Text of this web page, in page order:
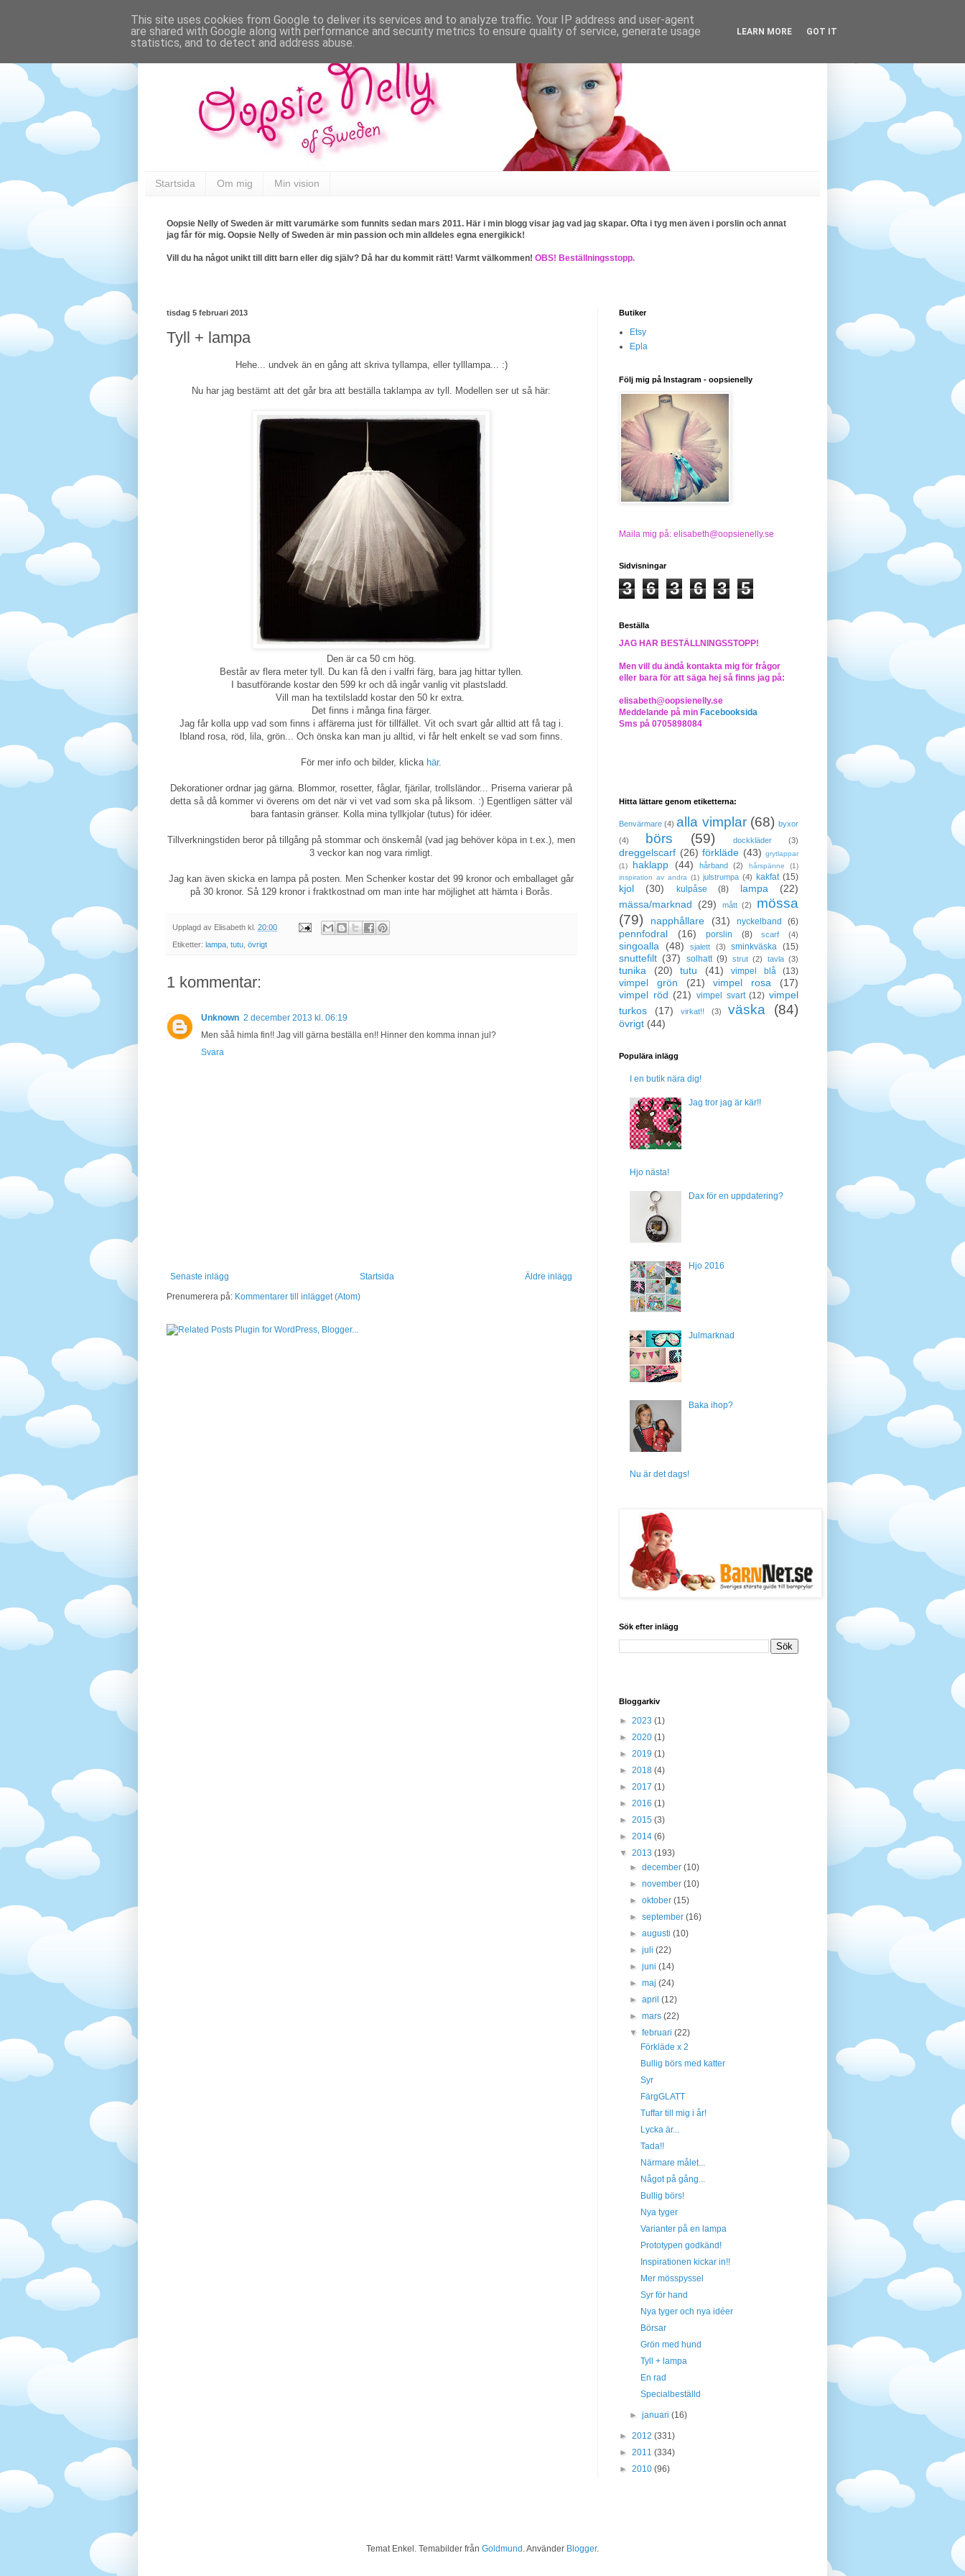
Startsida Om mig Min vision
Oopsie Nelly of Sweden är mitt varumärke som funnits sedan mars 2011. Här i min blogg visar jag vad jag skapar. Ofta i tyg men även i porslin och annat
jag får för mig. Oopsie Nelly of Sweden är min passion och min alldeles egna energikick!
Vill du ha något unikt till ditt barn eller dig själv? Då har du kommit rätt! Varmt välkommen! OBS! Beställningsstopp.
tisdag 5 februari 2013
Tyll + lampa
Hehe... undvek än en gång att skriva tyllampa, eller tylllampa... :)
Nu har jag bestämt att det går bra att beställa taklampa av tyll. Modellen ser ut så här:
Den är ca 50 cm hög.
Består av flera meter tyll. Du kan få den i valfri färg, bara jag hittar tyllen.
I basutförande kostar den 599 kr och då ingår vanlig vit plastsladd.
Vill man ha textilsladd kostar den 50 kr extra.
Det finns i många fina färger.
Jag får kolla upp vad som finns i affärerna just för tillfället. Vit och svart går alltid att få tag i.
Ibland rosa, röd, lila, grön... Och önska kan man ju alltid, vi får helt enkelt se vad som finns.
För mer info och bilder, klicka här.
Dekorationer ordnar jag gärna. Blommor, rosetter, fåglar, fjärilar, trollsländor... Priserna varierar på
detta så då kommer vi överens om det när vi vet vad som ska på liksom. :) Egentligen sätter väl
bara fantasin gränser. Kolla mina tyllkjolar (tutus) för idéer.
Tillverkningstiden beror på tillgång på stommar och önskemål (vad jag behöver köpa in t.ex.), men
3 veckor kan nog vara rimligt.
Jag kan även skicka en lampa på posten. Men Schenker kostar det 99 kronor och emballaget går
på 30 kronor. Så 129 kronor i fraktkostnad om man inte har möjlighet att hämta i Borås.
Upplagd av Elisabeth kl. 20:00
Etiketter: lampa tutu övrigt
1 kommentar:
Unknown 2 december 2013 kl. 06:19
Men såå himla fin!! Jag vill gärna beställa en!! Hinner den komma innan jul?
Svara
Senaste inlägg Äldre inlägg
Startsida
Prenumerera på: Kommentarer till inlägget (Atom)
Butiker
Etsy
Epla
Följ mig på Instagram - oopsienelly
Maila mig på: elisabeth@oopsienelly.se
Sidvisningar
3 6 3 6 3 5
Beställa
JAG HAR BESTÄLLNINGSSTOPP!
Men vill du ändå kontakta mig för frågor
eller bara för att säga hej så finns jag på:
elisabeth@oopsienelly.se
Meddelande på min Facebooksida
Sms på 0705898084
Hitta lättare genom etiketterna:
Benvärmare (4) alla vimplar (68) byxor
(4)
börs (59) dockkläder (3)
dreggelscarf (26) förkläde (43) grytlappar
(1)
haklapp (44) hårband (2) hårspänne
(1)
inspiration av andra (1) julstrumpa (4) kakfat (15)
kjol (30) kulpåse (8) lampa
(22)
mässa/marknad
(29) mått (2)
mössa
(79)
napphållare (31) nyckelband (6)
pennfodral (16) porslin (8) scarf (4)
singoalla (48) sjalett (3) sminkväska (15)
snuttefilt (37) solhatt (9) strut (2) tavla (3)
tunika (20) tutu (41) vimpel blå (13)
vimpel grön (21) vimpel rosa
(17)
vimpel röd (21) vimpel svart (12) vimpel
turkos
(17) virkat!! (3) väska (84)
övrigt (44)
Populära inlägg
I en butik nära dig!
Jag tror jag är kär!!
Hjo nästa!
Dax för en uppdatering?
Hjo 2016
Julmarknad
Baka ihop?
Nu är det dags!
Sök efter inlägg
Bloggarkiv
► 2023 (1)
► 2020 (1)
► 2019 (1)
► 2018 (4)
► 2017 (1)
► 2016 (1)
► 2015 (3)
► 2014 (6)
▼ 2013 (193)
►december(10)
►november(10)
►oktober(15)
►september(16)
►augusti(10)
►juli(22)
►juni(14)
►maj(24)
►april(12)
►mars(22)
▼februari(22)
Förkläde x 2
Bullig börs med katter
Syr
FärgGLATT
Tuffar till mig i år!
Lycka är...
Tada!!
Närmare målet...
Något på gång...
Bullig börs!
Nya tyger
Varianter på en lampa
Prototypen godkänd!
Inspirationen kickar in!!
Mer mösspyssel
Syr för hand
Nya tyger och nya idéer
Börsar
Grön med hund
Tyll + lampa
En rad
Specialbeställd
►januari(16)
► 2012 (331)
► 2011 (334)
► 2010 (96)
Temat Enkel. Temabilder från Goldmund . Använder Blogger.
This site uses cookies from Google to deliver its services and to analyze traffic. Your IP address and user-agent
are shared with Google along with performance and security metrics to ensure quality of service, generate usage
statistics, and to detect and address abuse.
LEARN MORE GOT IT